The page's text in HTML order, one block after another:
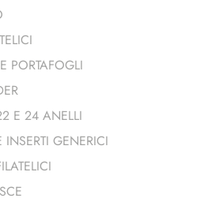
PORTAFOGLI
E 24 ANELLI
GENERICI